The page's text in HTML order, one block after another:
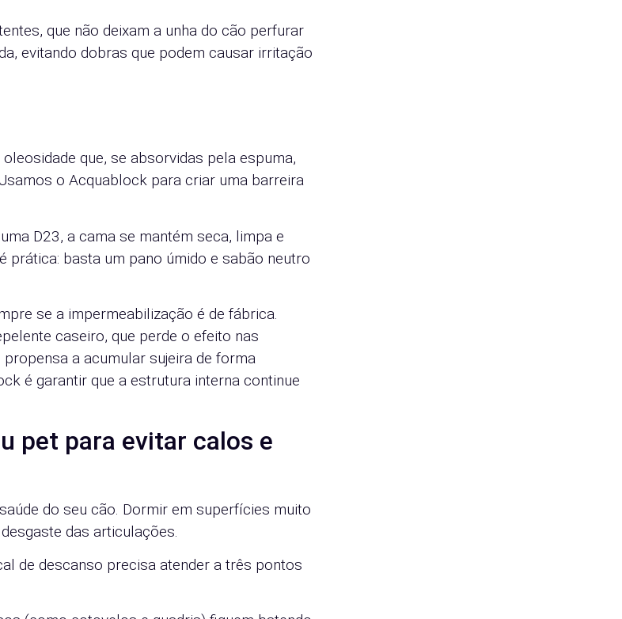
que não deixam a unha do cão perfurar
evitando dobras que podem causar irritação
que, se absorvidas pela espuma,
o Acquablock para criar uma barreira
D23, a cama se mantém seca, limpa e
prática: basta um pano úmido e sabão neutro
se a impermeabilização é de fábrica.
caseiro, que perde o efeito nas
a acumular sujeira de forma
é garantir que a estrutura interna continue
pet para evitar calos e
do seu cão. Dormir em superfícies muito
das articulações.
de descanso precisa atender a três pontos